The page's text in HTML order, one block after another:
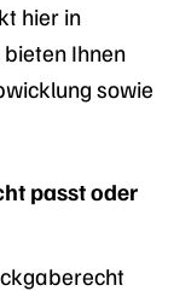
hier in
Ihnen
sowie
passt oder